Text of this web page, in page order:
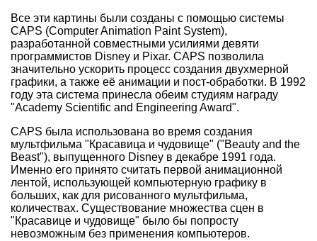
Все эти картины были созданы с помощью системы
CAPS (Computer Animation Paint System),
разработанной совместными усилиями девяти
программистов Disney и Pixar. CAPS позволила
значительно ускорить процесс создания двухмерной
графики, а также её анимации и пост-обработки. В 1992
году эта система принесла обеим студиям награду
"Academy Scientific and Engineering Award".
CAPS была использована во время создания
мультфильма "Красавица и чудовище" ("Beauty and the
Beast"), выпущенного Disney в декабре 1991 года.
Именно его принято считать первой анимационной
лентой, использующей компьютерную графику в
больших, как для рисованного мультфильма,
количествах. Существование множества сцен в
"Красавице и чудовище" было бы попросту
невозможным без применения компьютеров.